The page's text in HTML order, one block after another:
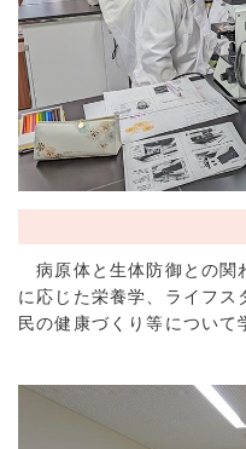
病原体と生体防御との関
に応じた栄養学、ライフス
民の健康づくり等について